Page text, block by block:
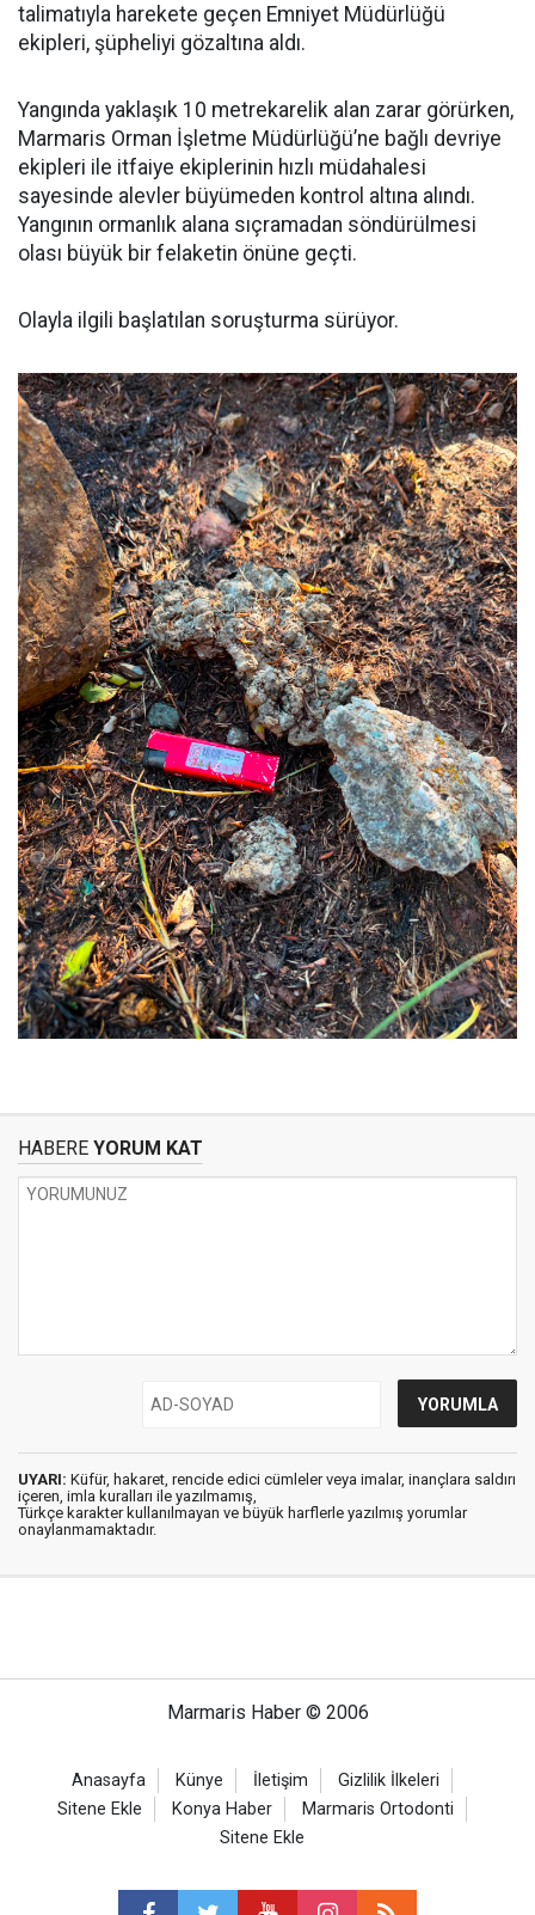
talimatıyla harekete geçen Emniyet Müdürlüğü
ekipleri, şüpheliyi gözaltına aldı.
Yangında yaklaşık 10 metrekarelik alan zarar görürken,
Marmaris Orman İşletme Müdürlüğü’ne bağlı devriye
ekipleri ile itfaiye ekiplerinin hızlı müdahalesi
sayesinde alevler büyümeden kontrol altına alındı.
Yangının ormanlık alana sıçramadan söndürülmesi
olası büyük bir felaketin önüne geçti.
Olayla ilgili başlatılan soruşturma sürüyor.
HABERE YORUM KAT
UYARI: Küfür, hakaret, rencide edici cümleler veya imalar, inançlara saldırı
içeren, imla kuralları ile yazılmamış,
Türkçe karakter kullanılmayan ve büyük harflerle yazılmış yorumlar
onaylanmamaktadır.
Marmaris Haber © 2006
Anasayfa Künye İletişim
Gizlilik İlkeleri
Sitene Ekle
Konya Haber
Marmaris Ortodonti
Sitene Ekle